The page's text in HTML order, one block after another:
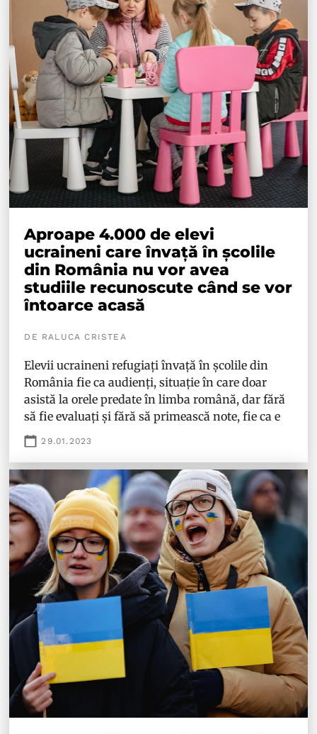
Aproape 4.000 de elevi
ucraineni care învață în școlile
din România nu vor avea
studiile recunoscute când se vor
întoarce acasă
DE RALUCA CRISTEA
Elevii ucraineni refugiați învață în școlile din
România fie ca audienți, situație în care doar
asistă la orele predate în limba română, dar fără
să fie evaluați și fără să primească note, fie ca e
29.01.2023